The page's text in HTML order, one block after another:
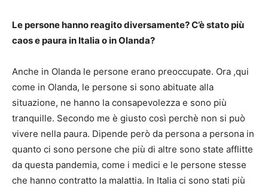
Le persone hanno reagito diversamente? C’è stato più
caos e paura in Italia o in Olanda?
Anche in Olanda le persone erano preoccupate. Ora ,qui
come in Olanda, le persone si sono abituate alla
situazione, ne hanno la consapevolezza e sono più
tranquille. Secondo me è giusto così perchè non si può
vivere nella paura. Dipende però da persona a persona in
quanto ci sono persone che più di altre sono state afflitte
da questa pandemia, come i medici e le persone stesse
che hanno contratto la malattia. In Italia ci sono stati più